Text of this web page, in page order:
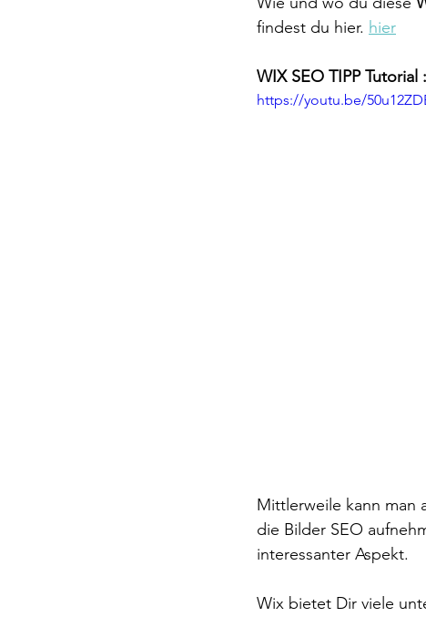
findest du hier. hier
WIX SEO TIPP
https://youtu.be/
Mittlerweile kann man
die Bilder SEO
interessanter Aspekt.
Wix bietet Dir viele